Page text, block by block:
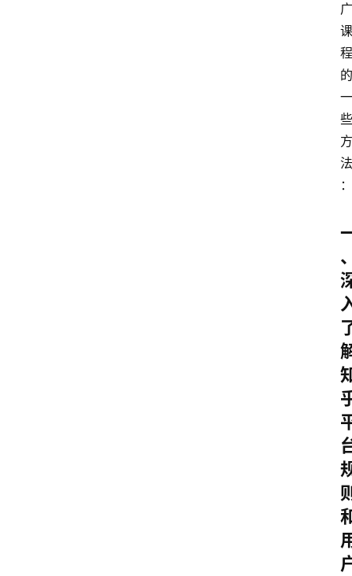
广
课
程
的
一
些
方
法
：